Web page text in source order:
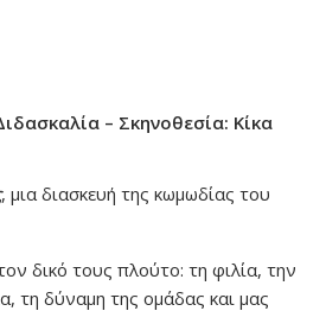
– Σκηνοθεσία: Κίκα
, μια διασκευή της κωμωδίας του
δικό τους πλούτο: τη φιλία, την
τη δύναμη της ομάδας και μας